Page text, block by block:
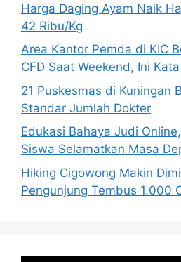
Harga Daging Ayam Naik
42 Ribu/Kg
Area Kantor Pemda di KIC
CFD Saat Weekend, Ini
21 Puskesmas di Kuningan
Standar Jumlah Dokter
Edukasi Bahaya Judi
Siswa Selamatkan Masa
Hiking Cigowong Makin
Pengunjung Tembus 1.000